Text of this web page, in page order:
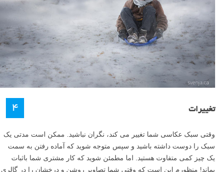
۴ تغییرات
وقتی سبک عکاسی شما تغییر می کند، نگران نباشید. ممکن است مدتی یک
سبک را دوست داشته باشید و سپس متوجه شوید که آماده رفتن به سمت
یک چیز کمی متفاوت هستید. اما مطمئن شوید که کار مشتری شما باثبات
بماند! منظورم این است که وقتی شما تصاویر روشن و درخشان را در گالری